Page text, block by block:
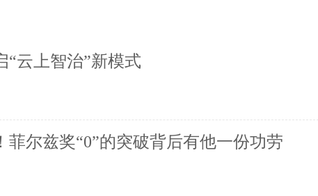
“云上智治”新模式
菲尔兹奖“0”的突破背后有他一份功劳